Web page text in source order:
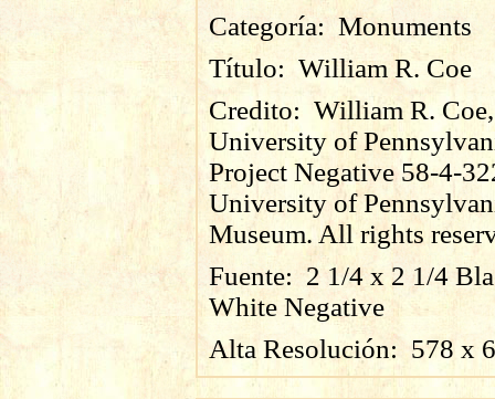
Categoría: Monuments
Título: William R. Coe
Credito: William R. Coe,
University of
Project Negative 58-4-
University of
Museum. All rights
Fuente: 2 1/4 x 2 1/4
White Negative
Alta Resolución:578 x